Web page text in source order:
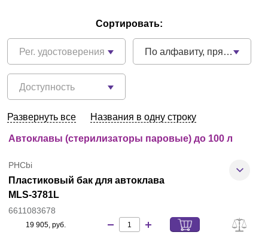
Производители
Партнеры
Доставка и оплата
Контакты
Сортировать:
Рег. удостоверения По алфавиту, прямой
Доступность
Развернуть все Названия в одну строку
Автоклавы (стерилизаторы паровые) до 100 л
PHCbi
Пластиковый бак для автоклава
MLS-3781L
6611083678
19 905, руб.